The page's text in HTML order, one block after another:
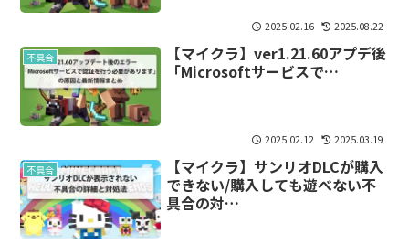
2025.02.16 2025.08.22
不具合
【マイクラ】ver1.21.60アプデ後
「Microsoftサービスで…
2025.02.12 2025.03.19
不具合
【マイクラ】サンリオDLCが購入
できない/購入しても遊べない不
具合の対…